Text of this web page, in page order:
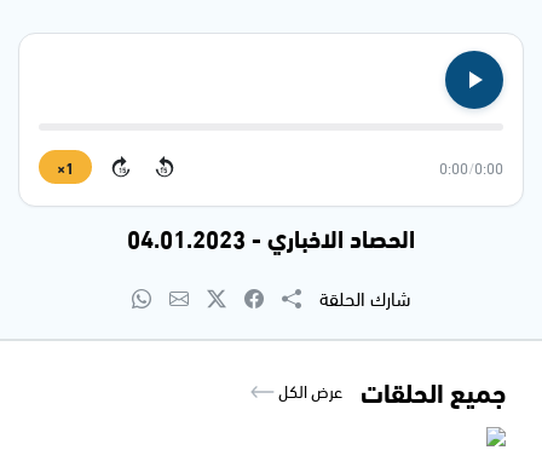
0:00
/
0:00
15
15
1×
الحصاد الاخباري - 04.01.2023
شارك الحلقة
جميع الحلقات عرض الكل